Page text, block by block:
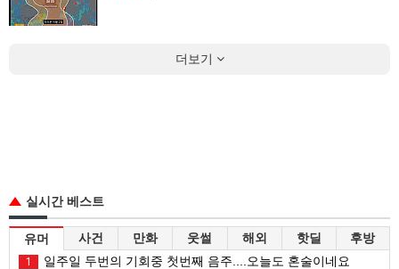
더보기
실시간 베스트
유머 사건 만화 웃썰 해외 핫딜 후방
1 일주일 두번의 기회중 첫번째 음주....오늘도 혼술이네요